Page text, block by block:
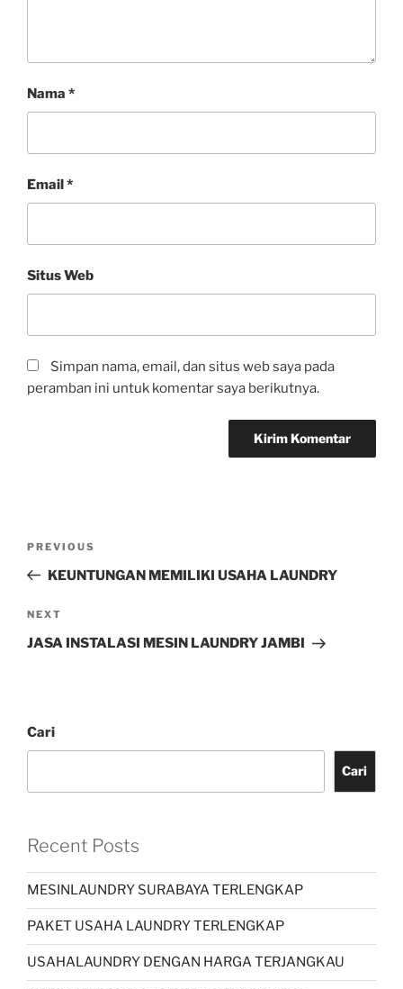
Nama *
Email*
Situs Web
Simpan nama, email, dan situs web saya pada
peramban ini untuk komentar saya berikutnya.
PREVIOUS
KEUNTUNGAN MEMILIKI USAHA LAUNDRY
NEXT
JASA INSTALASI MESIN LAUNDRY JAMBI
Cari
Cari
Recent Posts
MESINLAUNDRY SURABAYA TERLENGKAP
PAKET USAHA LAUNDRY TERLENGKAP
USAHALAUNDRY DENGAN HARGA TERJANGKAU